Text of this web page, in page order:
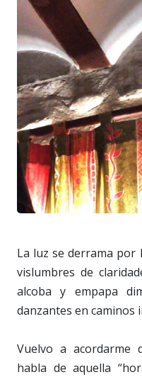
La luz se derrama por
vislumbres de
alcoba y empapa
danzantes en caminos
Vuelvo a acordarme
habla de aquella